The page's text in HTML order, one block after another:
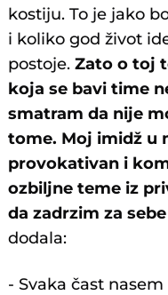
kostiju. To je jako
i koliko god život
postoje.Zato o toj
koja se bavi time
smatram da nije
tome. Moj imidž u
provokativan i
ozbiljne teme iz
da zadrzim za sebe
dodala:
- Svaka čast